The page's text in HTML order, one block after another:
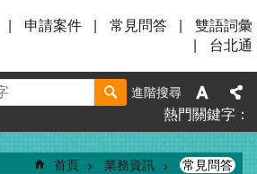
申請案件 常見問答
雙語詞彙
台北通
進階搜尋
熱門關鍵字
首頁 業務資訊 常見問答